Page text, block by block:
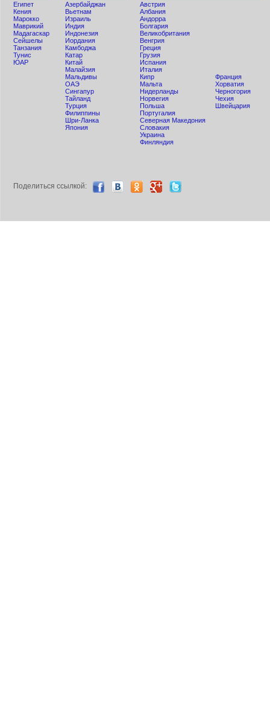
Египет
Кения
Мaрокко
Маврикий
Мадагаскар
Сейшелы
Танзания
Тунис
ЮАР
Азербайджан
Вьетнам
Израиль
Индия
Индонезия
Иордания
Камбоджа
Катар
Китай
Малайзия
Мальдивы
ОАЭ
Сингапур
Тайланд
Турция
Филиппины
Шри-Ланка
Япония
Австрия
Албания
Андорра
Болгария
Великобритания
Венгрия
Греция
Грузия
Испания
Италия
Кипр
Мальта
Нидерланды
Норвегия
Польша
Португалия
Северная Македония
Словакия
Украина
Финляндия
Франция
Хорватия
Черногория
Чехия
Швейцария
Поделиться ccылкой: